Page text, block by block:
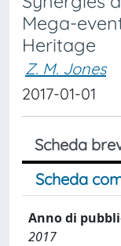
Mega-
Heritage
Z. M. Jones
2017-01-01
Scheda
Scheda
Anno di
2017